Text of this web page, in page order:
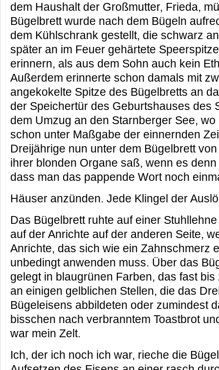
dem Haushalt der Großmutter, Frieda,
Bügelbrett wurde nach dem Bügeln
dem Kühlschrank gestellt, die schwarz
später an im Feuer gehärtete
erinnern, als aus dem Sohn auch kein
Außerdem erinnerte schon damals mit
angekokelte Spitze des Bügelbretts an
der Speichertür des Geburtshauses des
dem Umzug an den Starnberger See,
schon unter Maßgabe der einnernden
Dreijährige nun unter dem Bügelbrett
ihrer blonden Organe saß, wenn es
dass man das pappende Wort noch
Häuser anzünden. Jede Klingel der
Das Bügelbrett ruhte auf einer
auf der Anrichte auf der anderen Seite,
Anrichte, das sich wie ein Zahnschmerz
unbedingt anwenden muss. Über das
gelegt in blaugrünen Farben, das fast
an einigen gelblichen Stellen, die das
Bügeleisens abbildeten oder zumindest
bisschen nach verbranntem Toastbrot
war mein Zelt.
Ich, der ich noch ich war, rieche die